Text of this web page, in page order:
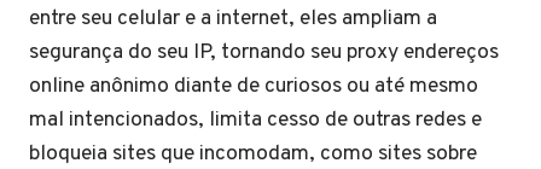
entre seu celular e a internet, eles ampliam a
segurança do seu IP, tornando seu proxy endereços
online anônimo diante de curiosos ou até mesmo
mal intencionados, limita cesso de outras redes e
bloqueia sites que incomodam, como sites sobre